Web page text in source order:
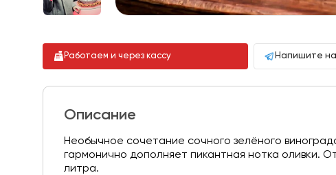
Работаем и через кассу Напишите
Описание
Необычное сочетание сочного зелёного
гармонично дополняет пикантная нотка оливки.
литра.